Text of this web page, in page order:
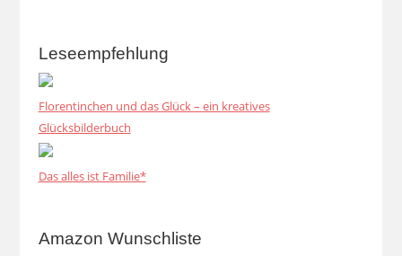
Leseempfehlung
Florentinchen und das Glück – ein kreatives
Glücksbilderbuch
Das alles ist Familie*
Amazon Wunschliste